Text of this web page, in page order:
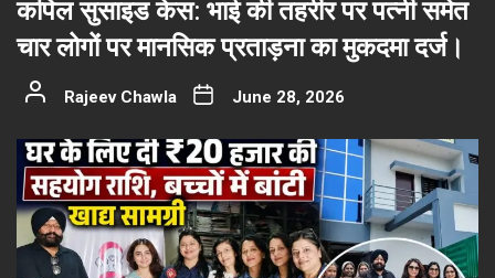
कपिल सुसाइड केस: भाई की तहरीर पर पत्नी समेत
चार लोगों पर मानसिक प्रताड़ना का मुकदमा दर्ज।
Rajeev Chawla June 28, 2026